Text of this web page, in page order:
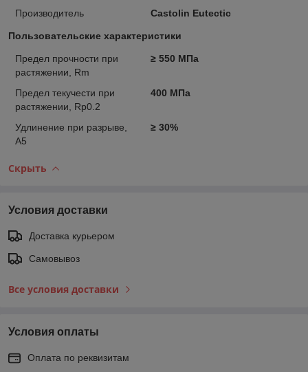
Производитель Castolin Eutectic
Пользовательские характеристики
Предел прочности при
растяжении, Rm
≥ 550 МПа
Предел текучести при
растяжении, Rр0.2
400 MПа
Удлинение при разрыве,
А5
≥ 30%
Скрыть
Условия доставки
Доставка курьером
Самовывоз
Все условия доставки
Условия оплаты
Оплата по реквизитам